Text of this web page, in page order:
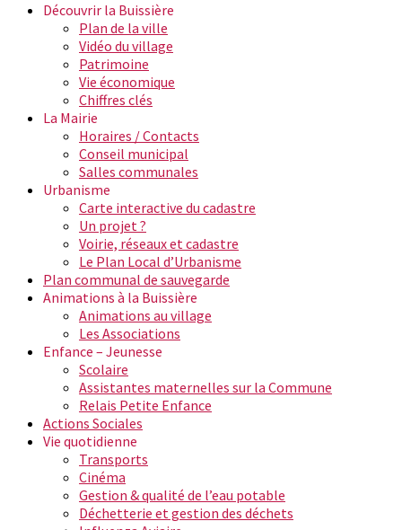
Découvrir la Buissière
Plan de la ville
Vidéo du village
Patrimoine
Vie économique
Chiffres clés
La Mairie
Horaires / Contacts
Conseil municipal
Salles communales
Urbanisme
Carte interactive du cadastre
Un projet ?
Voirie, réseaux et cadastre
Le Plan Local d’Urbanisme
Plan communal de sauvegarde
Animations à la Buissière
Animations au village
Les Associations
Enfance – Jeunesse
Scolaire
Assistantes maternelles sur la Commune
Relais Petite Enfance
Actions Sociales
Vie quotidienne
Transports
Cinéma
Gestion & qualité de l’eau potable
Déchetterie et gestion des déchets